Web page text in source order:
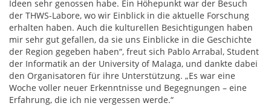
Ideen sehr genossen habe. Ein Höhepunkt war der Besuch
der THWS-Labore, wo wir Einblick in die aktuelle Forschung
erhalten haben. Auch die kulturellen Besichtigungen haben
mir sehr gut gefallen, da sie uns Einblicke in die Geschichte
der Region gegeben haben“, freut sich Pablo Arrabal, Student
der Informatik an der University of Malaga, und dankte dabei
den Organisatoren für ihre Unterstützung. „Es war eine
Woche voller neuer Erkenntnisse und Begegnungen – eine
Erfahrung, die ich nie vergessen werde.“